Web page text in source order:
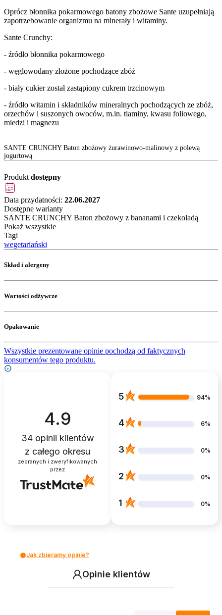
Oprócz błonnika pokarmowego batony zbożowe Sante uzupełniają
zapotrzebowanie organizmu na minerały i witaminy.
Sante Crunchy:
- źródło błonnika pokarmowego
- węglowodany złożone pochodzące zbóż
- biały cukier został zastąpiony cukrem trzcinowym
- źródło witamin i składników mineralnych pochodzących ze zbóż,
orzechów i suszonych owoców, m.in. tiaminy, kwasu foliowego,
miedzi i magnezu
SANTE CRUNCHY Baton zbożowy żurawinowo-malinowy z polewą
jogurtową
Produkt dostępny
Data przydatności: 22.06.2027
Dostępne warianty
SANTE CRUNCHY Baton zbożowy z bananami i czekoladą
Pokaż wszystkie
Tagi
wegetariański
Skład i alergeny
Wartości odżywcze
Opakowanie
Wszystkie prezentowane opinie pochodzą od faktycznych
konsumentów tego produktu.
4.9
34opinii klientów
z całego okresu
zebranych i zweryfikowanych
przez
5 94%
4 6%
3 0%
2 0%
1 0%
Jak zbieramy opinie?
Opinie klientów